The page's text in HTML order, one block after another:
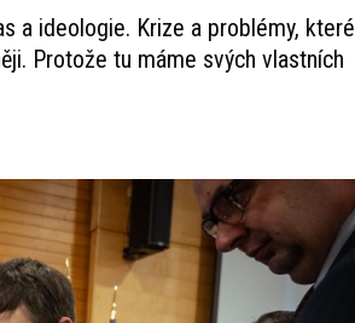
a ideologie. Krize a problémy, které
Protože tu máme svých vlastních